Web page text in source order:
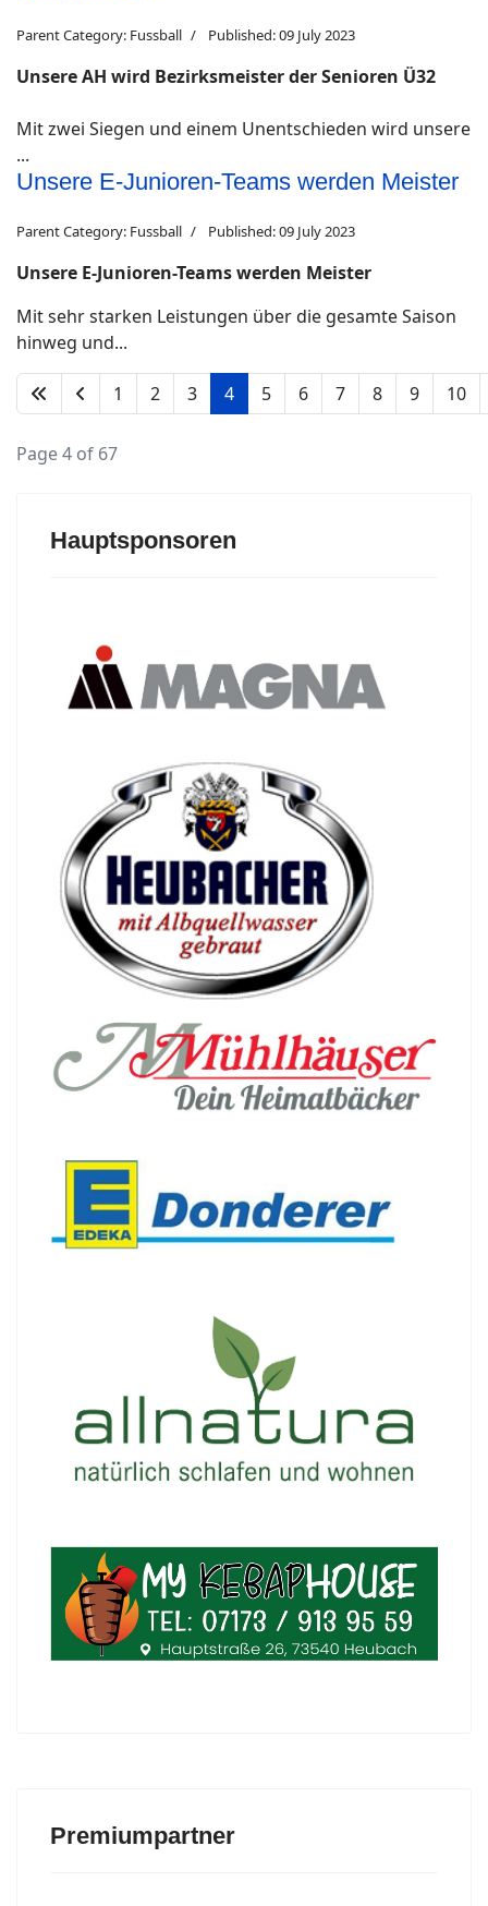
Parent Category: Fussball Published: 09 July 2023
Unsere AH wird Bezirksmeister der Senioren Ü32
Mit zwei Siegen und einem Unentschieden wird unsere
...
Unsere E-Junioren-Teams werden Meister
Parent Category: Fussball Published: 09 July 2023
Unsere E-Junioren-Teams werden Meister
Mit sehr starken Leistungen über die gesamte Saison
hinweg und...
1 2 3 4 5 6 7 8 9 10
Page 4 of 67
Hauptsponsoren
Premiumpartner